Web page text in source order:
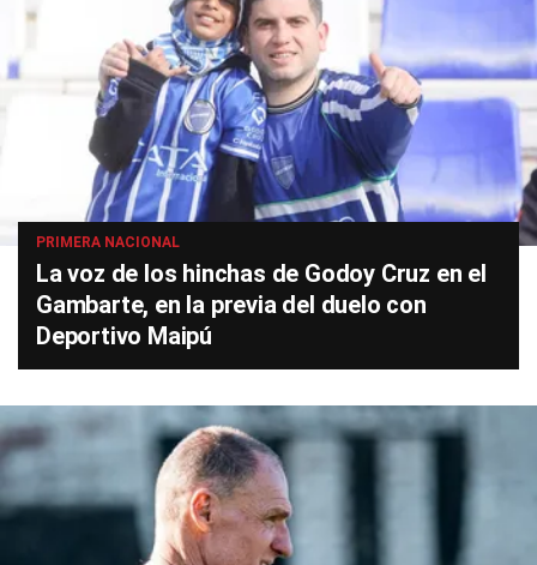
PRIMERA NACIONAL
La voz de los hinchas de Godoy Cruz en el
Gambarte, en la previa del duelo con
Deportivo Maipú